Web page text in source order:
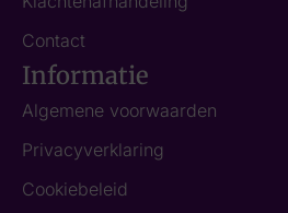
Contact
Informatie
Algemene voorwaarden
Privacyverklaring
Cookiebeleid